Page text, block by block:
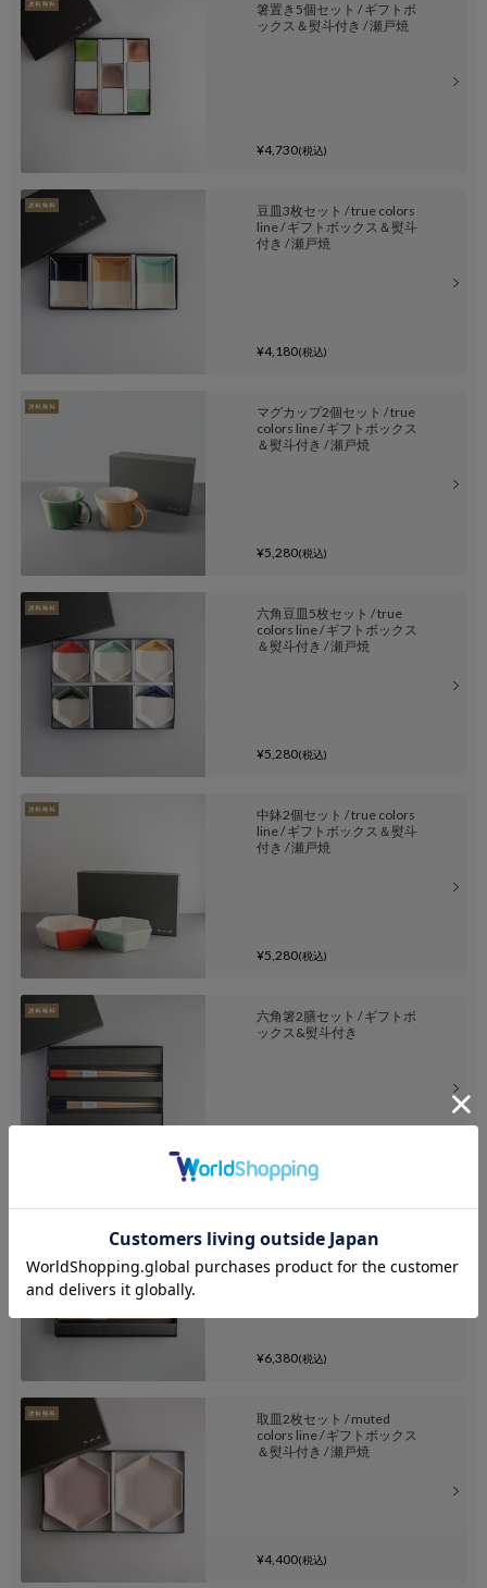
箸置き5個セット / ギフトボ
ックス＆熨斗付き / 瀬戸焼
¥4,730(税込)
豆皿3枚セット / true colors
line / ギフトボックス＆熨斗
付き / 瀬戸焼
¥4,180(税込)
マグカップ2個セット / true
colors line / ギフトボックス
＆熨斗付き / 瀬戸焼
¥5,280(税込)
六角豆皿5枚セット / true
colors line / ギフトボックス
＆熨斗付き / 瀬戸焼
¥5,280(税込)
中鉢2個セット / true colors
line / ギフトボックス＆熨斗
付き / 瀬戸焼
¥5,280(税込)
六角箸2膳セット / ギフトボ
ックス&熨斗付き
¥4,840
トボックス＆熨斗付き / 瀬戸
焼
¥6,380(税込)
取皿2枚セット / muted
colors line / ギフトボックス
＆熨斗付き / 瀬戸焼
¥4,400(税込)